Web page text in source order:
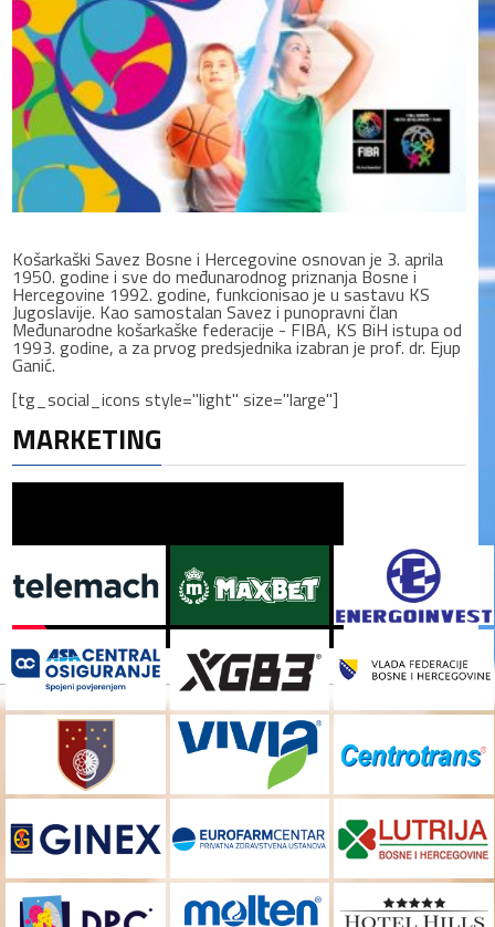
Košarkaški Savez Bosne i Hercegovine osnovan je 3. aprila
1950. godine i sve do međunarodnog priznanja Bosne i
Hercegovine 1992. godine, funkcionisao je u sastavu KS
Jugoslavije. Kao samostalan Savez i punopravni član
Međunarodne košarkaške federacije - FIBA, KS BiH istupa od
1993. godine, a za prvog predsjednika izabran je prof. dr. Ejup
Ganić.
[tg_social_icons style="light" size="large"]
MARKETING